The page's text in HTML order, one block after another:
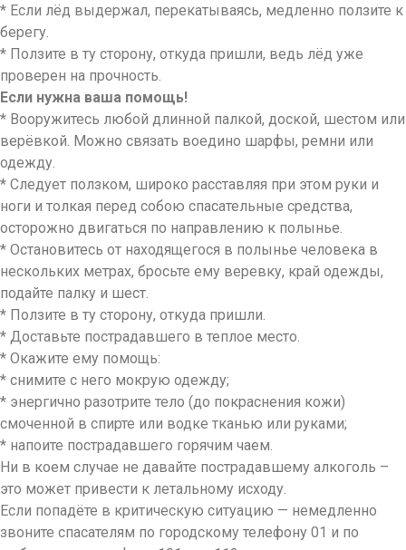
* Если лёд выдержал, перекатываясь, медленно ползите к
берегу.
* Ползите в ту сторону, откуда пришли, ведь лёд уже
проверен на прочность.
Если нужна ваша помощь!
* Вооружитесь любой длинной палкой, доской, шестом или
верёвкой. Можно связать воедино шарфы, ремни или
одежду.
* Следует ползком, широко расставляя при этом руки и
ноги и толкая перед собою спасательные средства,
осторожно двигаться по направлению к полынье.
* Остановитесь от находящегося в полынье человека в
нескольких метрах, бросьте ему веревку, край одежды,
подайте палку и шест.
* Ползите в ту сторону, откуда пришли.
* Доставьте пострадавшего в теплое место.
* Окажите ему помощь:
* снимите с него мокрую одежду;
* энергично разотрите тело (до покраснения кожи)
смоченной в спирте или водке тканью или руками;
* напоите пострадавшего горячим чаем.
Ни в коем случае не давайте пострадавшему алкоголь –
это может привести к летальному исходу.
Если попадёте в критическую ситуацию — немедленно
звоните спасателям по городскому телефону 01 и по